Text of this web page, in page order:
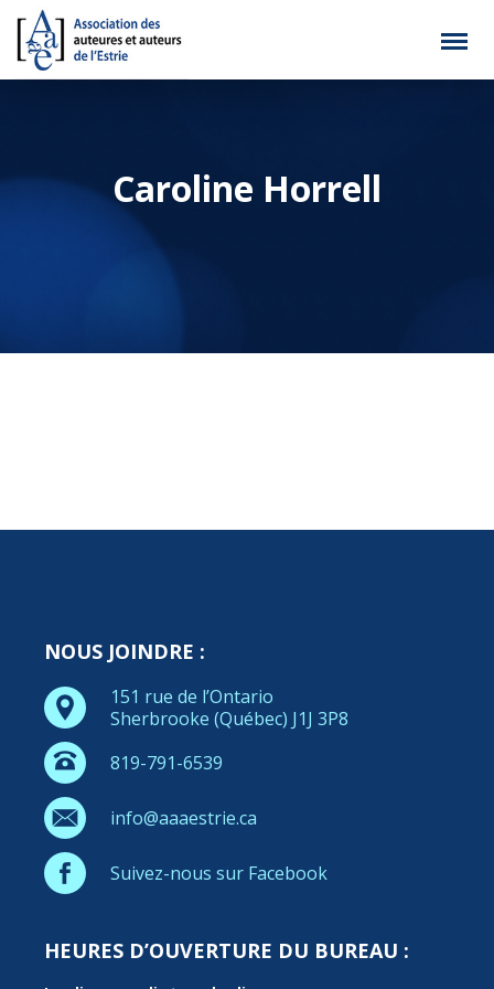
Caroline Horrell
NOUS JOINDRE :
151 rue de l’Ontario
Sherbrooke (Québec) J1J 3P8
819-791-6539
info@aaaestrie.ca
Suivez-nous sur Facebook
HEURES D’OUVERTURE DU BUREAU :